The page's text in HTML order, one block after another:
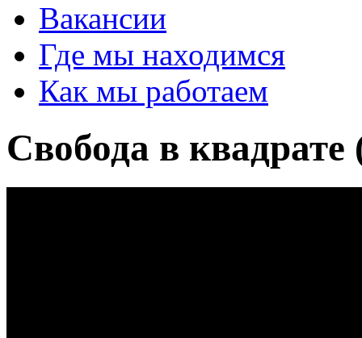
Вакансии
Где мы находимся
Как мы работаем
Свобода в